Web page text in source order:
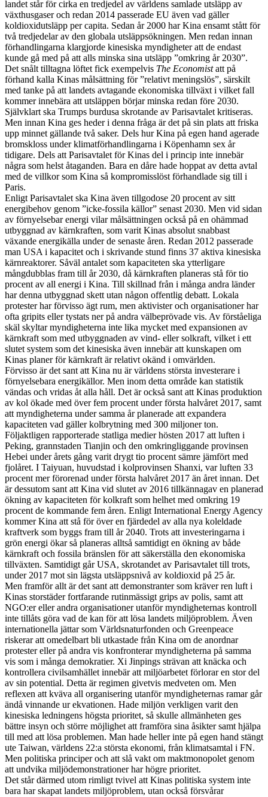
landet står för cirka en tredjedel av världens samlade utsläpp av
växthusgaser och redan 2014 passerade EU även vad gäller
koldioxidutsläpp per capita. Sedan år 2000 har Kina ensamt stått för
två tredjedelar av den globala utsläppsökningen. Men redan innan
förhandlingarna klargjorde kinesiska myndigheter att de endast
kunde gå med på att alls minska sina utsläpp ”omkring år 2030”.
Det snålt tilltagna löftet fick exempelvis The Economistatt på
förhand kalla Kinas målsättning för ”relativt meningslös”, särskilt
med tanke på att landets avtagande ekonomiska tillväxt i vilket fall
kommer innebära att utsläppen börjar minska redan före 2030.
Självklart ska Trumps burdusa skrotande av Parisavtalet kritiseras.
Men innan Kina ges heder i denna fråga är det på sin plats att friska
upp minnet gällande två saker. Dels hur Kina på egen hand agerade
bromskloss under klimatförhandlingarna i Köpenhamn sex år
tidigare. Dels att Parisavtalet för Kinas del i princip inte innebär
några som helst åtaganden. Bara en dåre hade hoppat av detta avtal
med de villkor som Kina så kompromisslöst förhandlade sig till i
Paris.
Enligt Parisavtalet ska Kina även tillgodose 20 procent av sitt
energibehov genom ”icke-fossila källor” senast 2030. Men vid sidan
av förnyelsebar energi vilar målsättningen också på en ohämmad
utbyggnad av kärnkraften, som varit Kinas absolut snabbast
växande energikälla under de senaste åren. Redan 2012 passerade
man USA i kapacitet och i skrivande stund finns 37 aktiva kinesiska
kärnreaktorer. Såväl antalet som kapaciteten ska ytterligare
mångdubblas fram till år 2030, då kärnkraften planeras stå för tio
procent av all energi i Kina. Till skillnad från i många andra länder
har denna utbyggnad skett utan någon offentlig debatt. Lokala
protester har förvisso ägt rum, men aktivister och organisationer har
ofta gripits eller tystats ner på andra välbeprövade vis. Av förståeliga
skäl skyltar myndigheterna inte lika mycket med expansionen av
kärnkraft som med utbyggnaden av vind- eller solkraft, vilket i ett
slutet system som det kinesiska även innebär att kunskapen om
Kinas planer för kärnkraft är relativt okänd i omvärlden.
Förvisso är det sant att Kina nu är världens största investerare i
förnyelsebara energikällor. Men inom detta område kan statistik
vändas och vridas åt alla håll. Det är också sant att Kinas produktion
av kol ökade med över fem procent under första halvåret 2017, samt
att myndigheterna under samma år planerade att expandera
kapaciteten vad gäller kolbrytning med 300 miljoner ton.
Följaktligen rapporterade statliga medier hösten 2017 att luften i
Peking, grannstaden Tianjin och den omkringliggande provinsen
Hebei under årets gång varit drygt tio procent sämre jämfört med
fjolåret. I Taiyuan, huvudstad i kolprovinsen Shanxi, var luften 33
procent mer förorenad under första halvåret 2017 än året innan. Det
är dessutom sant att Kina vid slutet av 2016 tillkännagav en planerad
ökning av kapaciteten för kolkraft som helhet med omkring 19
procent de kommande fem åren. Enligt International Energy Agency
kommer Kina att stå för över en fjärdedel av alla nya koleldade
kraftverk som byggs fram till år 2040. Trots att investeringarna i
grön energi ökar så planeras alltså samtidigt en ökning av både
kärnkraft och fossila bränslen för att säkerställa den ekonomiska
tillväxten. Samtidigt går USA, skrotandet av Parisavtalet till trots,
under 2017 mot sin lägsta utsläppsnivå av koldioxid på 25 år.
Men framför allt är det sant att demonstranter som kräver ren luft i
Kinas storstäder fortfarande rutinmässigt grips av polis, samt att
NGO:er eller andra organisationer utanför myndigheternas kontroll
inte tillåts göra vad de kan för att lösa landets miljöproblem. Även
internationella jättar som Världsnaturfonden och Greenpeace
riskerar att omedelbart bli utkastade från Kina om de anordnar
protester eller på andra vis konfronterar myndigheterna på samma
vis som i många demokratier. Xi Jinpings strävan att knäcka och
kontrollera civilsamhället innebär att miljöarbetet förlorar en stor del
av sin potential. Detta är regimen givetvis medveten om. Men
reflexen att kväva all organisering utanför myndigheternas ramar går
ändå vinnande ur ekvationen. Hade miljön verkligen varit den
kinesiska ledningens högsta prioritet, så skulle allmänheten ges
bättre insyn och större möjlighet att framföra sina åsikter samt hjälpa
till med att lösa problemen. Man hade heller inte på egen hand stängt
ute Taiwan, världens 22:a största ekonomi, från klimatsamtal i FN.
Men politiska principer och att slå vakt om maktmonopolet genom
att undvika miljödemonstrationer har högre prioritet.
Det står därmed utom rimligt tvivel att Kinas politiska system inte
bara har skapat landets miljöproblem, utan också försvårar